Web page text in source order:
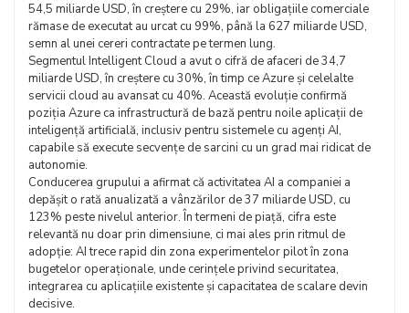
54,5 miliarde USD, în creștere cu 29%, iar obligațiile comerciale
rămase de executat au urcat cu 99%, până la 627 miliarde USD,
semn al unei cereri contractate pe termen lung.
Segmentul Intelligent Cloud a avut o cifră de afaceri de 34,7
miliarde USD, în creștere cu 30%, în timp ce Azure și celelalte
servicii cloud au avansat cu 40%. Această evoluție confirmă
poziția Azure ca infrastructură de bază pentru noile aplicații de
inteligență artificială, inclusiv pentru sistemele cu agenți AI,
capabile să execute secvențe de sarcini cu un grad mai ridicat de
autonomie.
Conducerea grupului a afirmat că activitatea AI a companiei a
depășit o rată anualizată a vânzărilor de 37 miliarde USD, cu
123% peste nivelul anterior. În termeni de piață, cifra este
relevantă nu doar prin dimensiune, ci mai ales prin ritmul de
adopție: AI trece rapid din zona experimentelor pilot în zona
bugetelor operaționale, unde cerințele privind securitatea,
integrarea cu aplicațiile existente și capacitatea de scalare devin
decisive.